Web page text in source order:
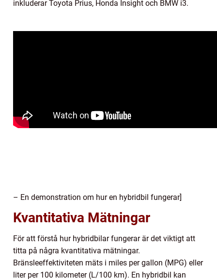
inkluderar Toyota Prius, Honda Insight och BMW i3.
– En demonstration om hur en hybridbil fungerar]
Kvantitativa Mätningar
För att förstå hur hybridbilar fungerar är det viktigt att
titta på några kvantitativa mätningar.
Bränsleeffektiviteten mäts i miles per gallon (MPG) eller
liter per 100 kilometer (L/100 km). En hybridbil kan